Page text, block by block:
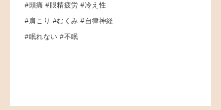
#頭痛 #眼精疲労 #冷え性
#肩こり #むくみ #自律神経
#眠れない #不眠